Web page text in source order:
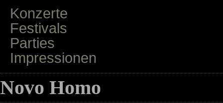
Konzerte
Festivals
Parties
Impressionen
Novo Homo